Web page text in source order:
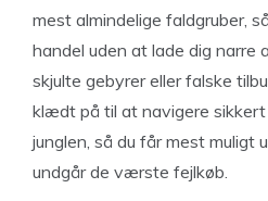
mest almindelige faldgruber,
handel uden at lade dig narre
skjulte gebyrer eller falske
klædt på til at navigere
junglen, så du får mest muligt
undgår de værste fejlkøb.